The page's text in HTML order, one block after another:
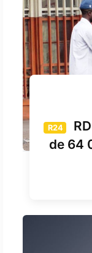
R24
de 64